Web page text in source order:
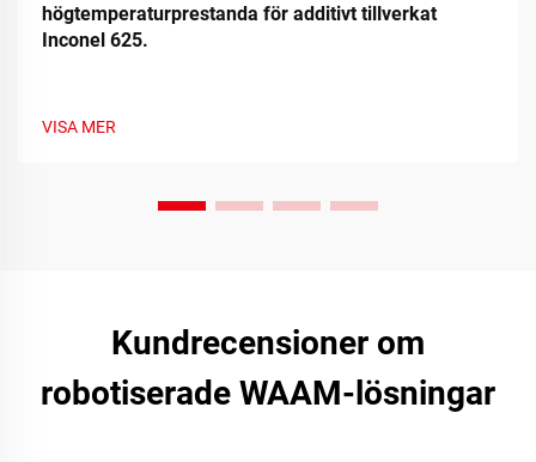
högtemperaturprestanda för additivt tillverkat
Inconel 625.
VISA MER
Kundrecensioner om
robotiserade WAAM-lösningar